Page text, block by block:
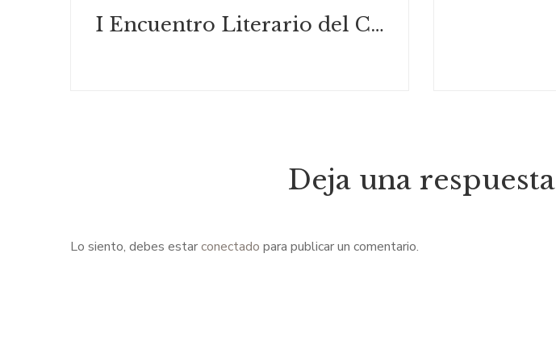
I Encuentro Literario del Club de Lectura de Pozalmuro
Deja una respuesta
Lo siento, debes estarconectado para publicar un comentario.